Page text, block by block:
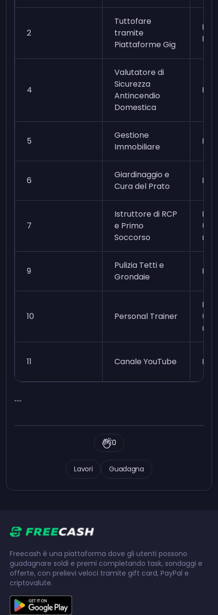
2
Tuttofare
tramite
Piattaforme Gig
4
Valutatore di
Sicurezza
Antincendio
Domestica
5
Gestione
Immobiliare
6
Giardinaggio e
Cura del Prato
7
Istruttore di RCP
e Primo
Soccorso
9
Pulizia Tetti e
Grondaie
10 Personal Trainer
11 Canale YouTube
```
Lavori Guadagna
0
Freecash è una piattaforma dove gli utenti possono
guadagnare soldi e premi completando task, sondaggi e
offerte, con prelievi veloci tramite gift card, PayPal e
criptovalute.